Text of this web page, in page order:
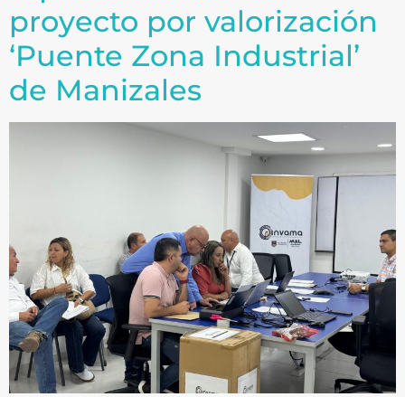
proyecto por valorización
‘Puente Zona Industrial’
de Manizales